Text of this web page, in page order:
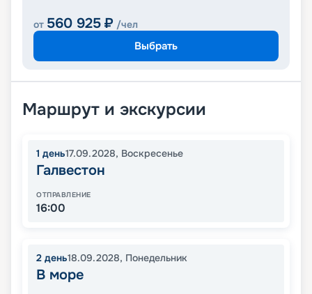
от 560 925 ₽ /чел
Выбрать
Маршрут и экскурсии
1 день17.09.2028, Воскресенье
Галвестон
ОТПРАВЛЕНИЕ
16:00
2 день18.09.2028, Понедельник
В море